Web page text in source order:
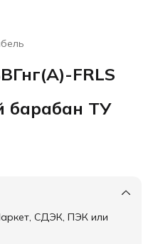
FRLS
барабан ТУ
СДЭК, ПЭК или